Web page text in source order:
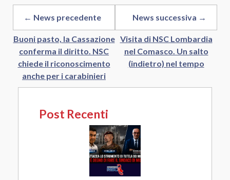
← News precedente
Buoni pasto, la Cassazione
conferma il diritto. NSC
chiede il riconoscimento
anche per i carabinieri
News successiva →
Visita di NSC Lombardia
nel Comasco. Un salto
(indietro) nel tempo
Post Recenti